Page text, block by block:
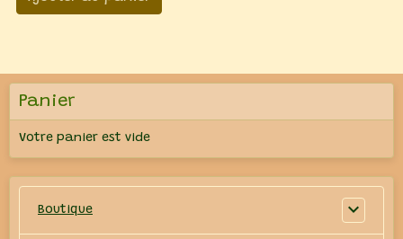
Panier
Votre panier est vide
Boutique